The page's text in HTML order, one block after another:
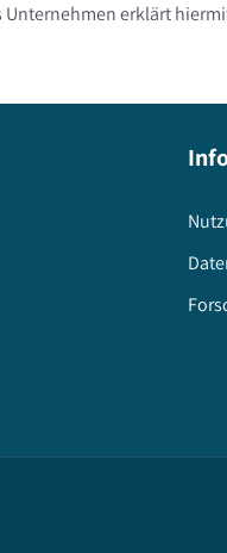
erklärt